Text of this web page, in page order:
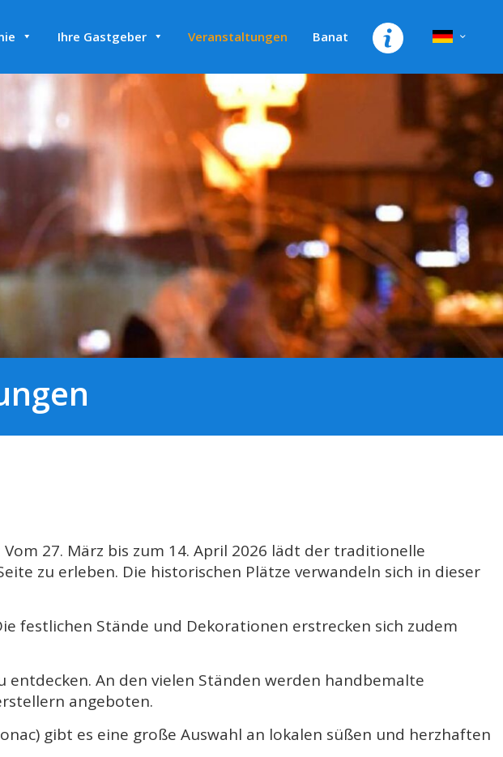
Ihre Gastgeber Veranstaltungen Banat
27. März bis zum 14. April 2026 lädt der traditionelle
zu erleben. Die historischen Plätze verwandeln sich in dieser
festlichen Stände und Dekorationen erstrecken sich zudem
An den vielen Ständen werden handbemalte
angeboten.
gibt es eine große Auswahl an lokalen süßen und herzhaften